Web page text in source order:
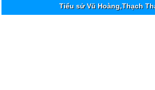
Tiểu sử Vũ Hoàng,Thạch